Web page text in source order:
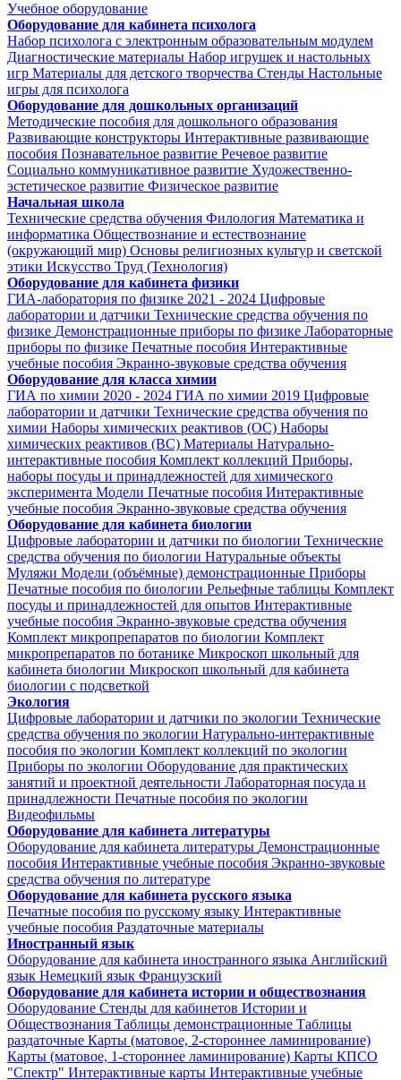
Учебное оборудование
Оборудование для кабинета психолога
Набор психолога с электронным образовательным модулем
Диагностические материалы Набор игрушек и настольных
игр Материалы для детского творчества Стенды Настольные
игры для психолога
Оборудование для дошкольных организаций
Методические пособия для дошкольного образования
Развивающие конструкторы Интерактивные развивающие
пособия Познавательное развитие Речевое развитие
Социально коммуникативное развитие Художественно-
эстетическое развитие Физическое развитие
Начальная школа
Технические средства обучения Филология Математика и
информатика Обществознание и естествознание
(окружающий мир) Основы религиозных культур и светской
этики Искусство Труд (Технология)
Оборудование для кабинета физики
ГИА-лаборатория по физике 2021 - 2024 Цифровые
лаборатории и датчики Технические средства обучения по
физике Демонстрационные приборы по физике Лабораторные
приборы по физике Печатные пособия Интерактивные
учебные пособия Экранно-звуковые средства обучения
Оборудование для класса химии
ГИА по химии 2020 - 2024 ГИА по химии 2019 Цифровые
лаборатории и датчики Технические средства обучения по
химии Наборы химических реактивов (ОС) Наборы
химических реактивов (ВС) Материалы Натурально-
интерактивные пособия Комплект коллекций Приборы,
наборы посуды и принадлежностей для химического
эксперимента Модели Печатные пособия Интерактивные
учебные пособия Экранно-звуковые средства обучения
Оборудование для кабинета биологии
Цифровые лаборатории и датчики по биологии Технические
средства обучения по биологии Натуральные объекты
Муляжи Модели (объёмные) демонстрационные Приборы
Печатные пособия по биологии Рельефные таблицы Комплект
посуды и принадлежностей для опытов Интерактивные
учебные пособия Экранно-звуковые средства обучения
Комплект микропрепаратов по биологии Комплект
микропрепаратов по ботанике Микроскоп школьный для
кабинета биологии Микроскоп школьный для кабинета
биологии с подсветкой
Экология
Цифровые лаборатории и датчики по экологии Технические
средства обучения по экологии Натурально-интерактивные
пособия по экологии Комплект коллекций по экологии
Приборы по экологии Оборудование для практических
занятий и проектной деятельности Лабораторная посуда и
принадлежности Печатные пособия по экологии
Видеофильмы
Оборудование для кабинета литературы
Оборудование для кабинета литературы Демонстрационные
пособия Интерактивные учебные пособия Экранно-звуковые
средства обучения по литературе
Оборудование для кабинета русского языка
Печатные пособия по русскому языку Интерактивные
учебные пособия Раздаточные материалы
Иностранный язык
Оборудование для кабинета иностранного языка Английский
язык Немецкий язык Французский
Оборудование для кабинета истории и обществознания
Оборудование Стенды для кабинетов Истории и
Обществознания Таблицы демонстрационные Таблицы
раздаточные Карты (матовое, 2-стороннее ламинирование)
Карты (матовое, 1-стороннее ламинирование) Карты КПСО
"Спектр" Интерактивные карты Интерактивные учебные